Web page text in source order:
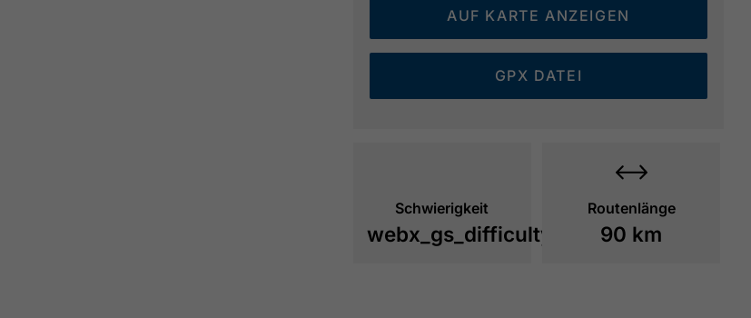
AUF KARTE ANZEIGEN
GPX DATEI
Schwierigkeit
webx_gs_difficulty_
Routenlänge
90 km